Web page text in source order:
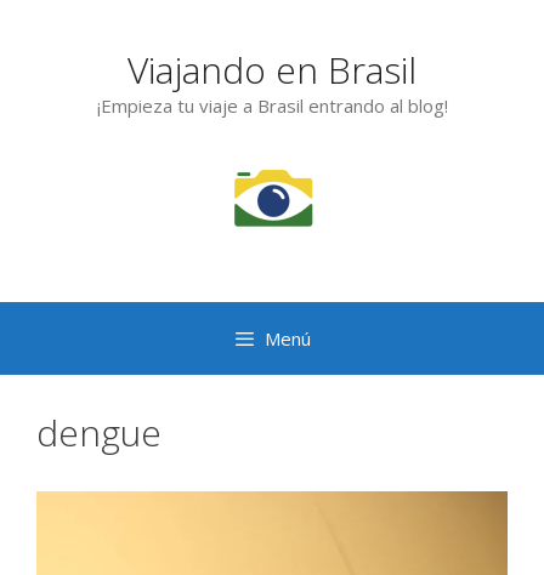
Viajando en Brasil
¡Empieza tu viaje a Brasil entrando al blog!
Menú
dengue